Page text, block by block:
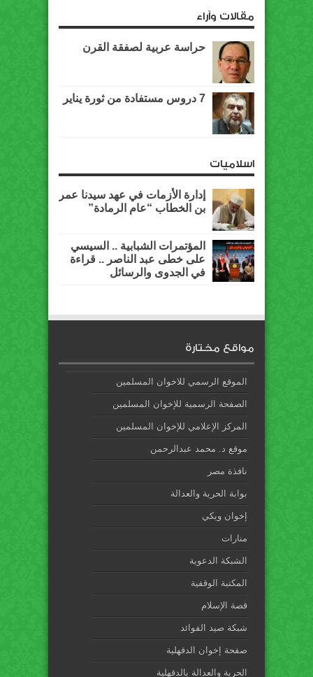
مقالات وآراء
حراسة عربية لصفقة القرن
7 دروس مستفادة من ثورة يناير
اسلاميات
إدارة الأزمات في عهد سيدنا عمر
بن الخطاب “عام الرمادة”
المؤتمرات الشبابية .. السيسي
على خطى عبد الناصر .. قراءة
في الجدوى والرسائل
مواقع مختارة
الموقع الرسمي للاخوان المسلمين
الصفحة الرسمية للإخوان المسلمين
المركز الإعلامي للإخوان المسلمين
موقع د. محمد عبدالرحمن
نافذة مصر
بوابة الحرية والعدالة
إخوان ويكي
منارات
الشبكة الدعوية
المكتبة الوقفية
قصة الإسلام
شبكة صيد الفوائد
صفحة إخوان الدقهلية
الحرية والعدالة بالدقهلية